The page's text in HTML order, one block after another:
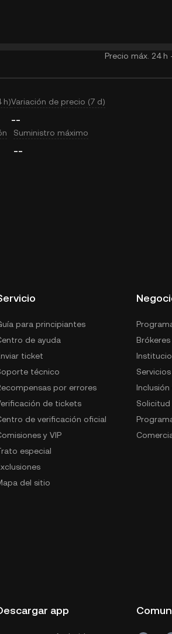
Precio máx. 24 h
h)Variación de precio (7 d)
--
Suministro máximo
--
para principiantes
de ayuda
ticket
técnico
por errores
de tickets
de verificación oficial
y VIP
especial
del sitio
Brókeres
Servicios
Solicitud
app